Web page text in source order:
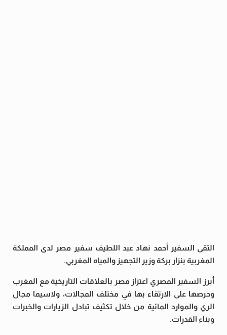
التقى السفير أحمد نهاد عبد اللطيف سفير مصر لدى المملكة
المغربية بنزار بركة وزير التجهيز والمياه المغربي.
أبرز السفير المصري اعتزاز مصر بالعلاقات التاريخية مع المغرب
وحرصها على الارتقاء بها في مختلف المجالات، ولاسيما مجال
الري والموارد المائية من خلال تكثيف تبادل الزيارات والخبرات
وبناء القدرات.